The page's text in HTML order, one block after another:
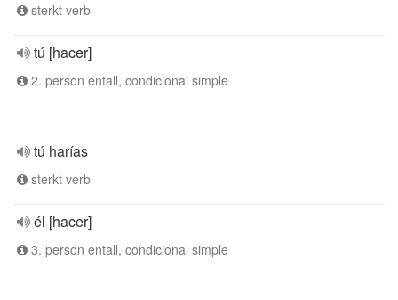
sterkt verb
tú [hacer]
2. person entall, condicional simple
tú harías
sterkt verb
él [hacer]
3. person entall, condicional simple